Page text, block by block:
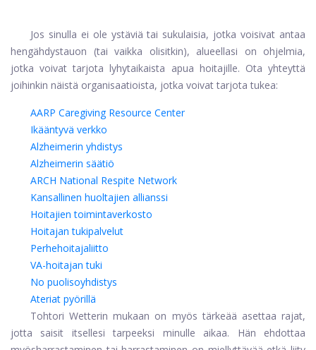
Jos sinulla ei ole ystäviä tai sukulaisia, jotka voisivat antaa
hengähdystauon (tai vaikka olisitkin), alueellasi on ohjelmia,
jotka voivat tarjota lyhytaikaista apua hoitajille. Ota yhteyttä
joihinkin näistä organisaatioista, jotka voivat tarjota tukea:
AARP Caregiving Resource Center
Ikääntyvä verkko
Alzheimerin yhdistys
Alzheimerin säätiö
ARCH National Respite Network
Kansallinen huoltajien allianssi
Hoitajien toimintaverkosto
Hoitajan tukipalvelut
Perhehoitajaliitto
VA-hoitajan tuki
No puolisoyhdistys
Ateriat pyörillä
Tohtori Wetterin mukaan on myös tärkeää asettaa rajat,
jotta saisit itsellesi tarpeeksi minulle aikaa. Hän ehdottaa